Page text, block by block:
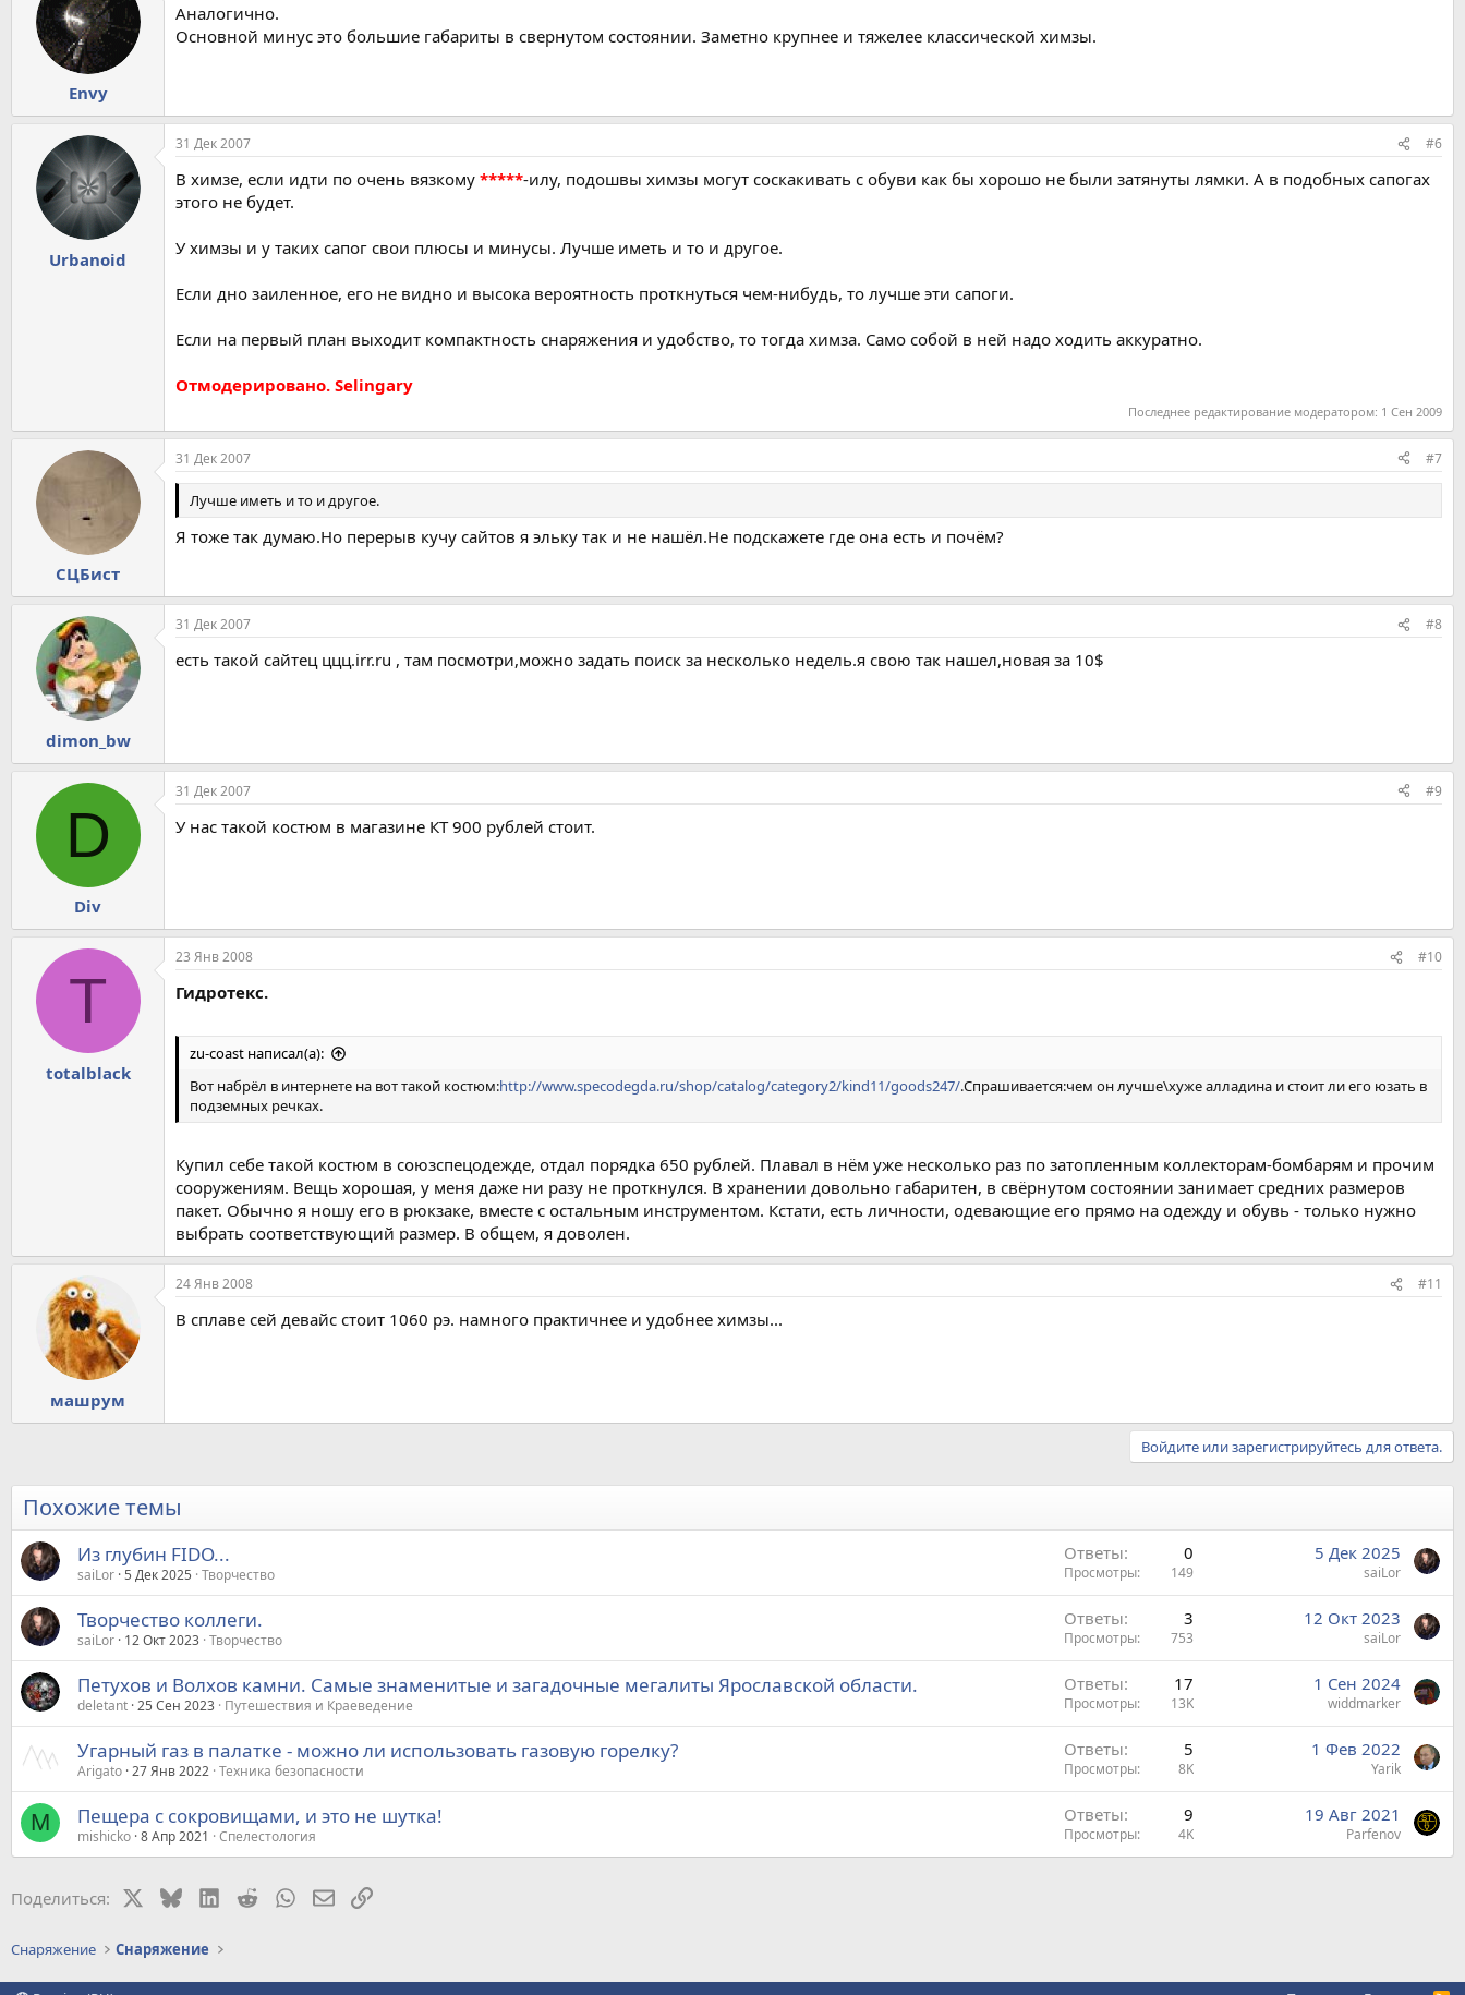
Envy
Аналогично.
Основной минус это большие габариты в свернутом состоянии. Заметно крупнее и тяжелее классической химзы.
Urbanoid
31 Дек 2007 #6
В химзе, если идти по очень вязкому *****-илу, подошвы химзы могут соскакивать с обуви как бы хорошо не были затянуты лямки. А в подобных сапогах
этого не будет.
У химзы и у таких сапог свои плюсы и минусы. Лучше иметь и то и другое.
Если дно заиленное, его не видно и высока вероятность проткнуться чем-нибудь, то лучше эти сапоги.
Если на первый план выходит компактность снаряжения и удобство, то тогда химза. Само собой в ней надо ходить аккуратно.
Отмодерировано. Selingary
Последнее редактирование модератором: 1 Сен 2009
СЦБист
31 Дек 2007 #7
Лучше иметь и то и другое.
Я тоже так думаю.Но перерыв кучу сайтов я эльку так и не нашёл.Не подскажете где она есть и почём?
dimon_bw
31 Дек 2007 #8
есть такой сайтец ццц.irr.ru , там посмотри,можно задать поиск за несколько недель.я свою так нашел,новая за 10$
D
Div
31 Дек 2007 #9
У нас такой костюм в магазине КТ 900 рублей стоит.
T
totalblack
23 Янв 2008 #10
Гидротекс.
zu-coast написал(а):
Вот набрёл в интернете на вот такой костюм:http://www.specodegda.ru/shop/catalog/category2/kind11/goods247/.Спрашивается:чем он лучше\хуже алладина и стоит ли его юзать в
подземных речках.
Купил себе такой костюм в союзспецодежде, отдал порядка 650 рублей. Плавал в нём уже несколько раз по затопленным коллекторам-бомбарям и прочим
сооружениям. Вещь хорошая, у меня даже ни разу не проткнулся. В хранении довольно габаритен, в свёрнутом состоянии занимает средних размеров
пакет. Обычно я ношу его в рюкзаке, вместе с остальным инструментом. Кстати, есть личности, одевающие его прямо на одежду и обувь - только нужно
выбрать соответствующий размер. В общем, я доволен.
машрум
24 Янв 2008 #11
В сплаве сей девайс стоит 1060 рэ. намного практичнее и удобнее химзы...
Войдите или зарегистрируйтесь для ответа.
Похожие темы
Из глубин FIDO...
saiLor 5 Дек 2025 Творчество
Ответы 0
Просмотры 149
5 Дек 2025
saiLor
Творчество коллеги.
saiLor 12 Окт 2023 Творчество
Ответы 3
Просмотры 753
12 Окт 2023
saiLor
Петухов и Волхов камни. Самые знаменитые и загадочные мегалиты Ярославской области.
deletant 25 Сен 2023 Путешествия и Краеведение
Ответы 17
Просмотры 13K
1 Сен 2024
widdmarker
Угарный газ в палатке - можно ли использовать газовую горелку?
Arigato 27 Янв 2022 Техника безопасности
Ответы 5
Просмотры 8K
1 Фев 2022
Yarik
M Пещера с сокровищами, и это не шутка!
mishicko 8 Апр 2021 Спелестология
Ответы 9
Просмотры 4K
19 Авг 2021
Parfenov
Поделиться: BlueskyLinkedIn
Reddit WhatsApp
Электронная почта
Ссылка
Снаряжение Снаряжение